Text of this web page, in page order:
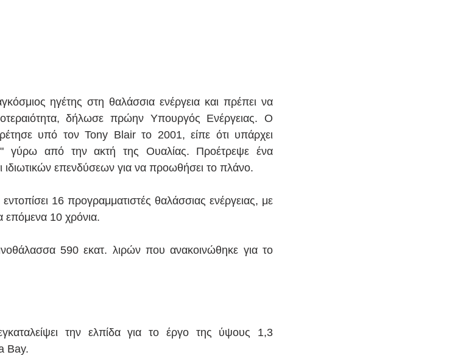
ηγέτης στη θαλάσσια ενέργεια και πρέπει να
δήλωσε πρώην Yπουργός Eνέργειας. Ο
υπό τον Tony Blair το 2001, είπε ότι υπάρχει
γύρω από την ακτή της Ουαλίας. Προέτρεψε ένα
επενδύσεων για να προωθήσει το πλάνο.
16 προγραμματιστές θαλάσσιας ενέργειας, με
επόμενα 10 χρόνια.
590 εκατ. λιρών που ανακοινώθηκε για το
την ελπίδα για το έργο της ύψους 1,3
Bay.